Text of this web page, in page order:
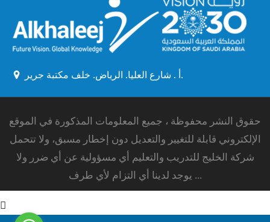
حقوق النشر محفوظة ، جميع المعلومات المذكورة في الموقع
الإلكتروني قابلة للتغيير والتعديل دون إخطار مسبق، ولا تتحمل
شركة الخليج للتدريب والتعليم أي مسؤولية عن أي ضرر ولا
يوجد لدينا أي التزام لأي طرف ...